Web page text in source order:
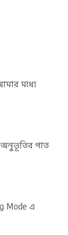
মধ্যে
অনুভূতির পাত
Mode এ